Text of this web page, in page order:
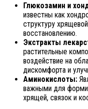
Глюкозамин и
известны как
структуру
восстановлению.
Экстракты
растительные
воздействие на
дискомфорта и
Аминокислоты:
важными для
хрящей, связок и